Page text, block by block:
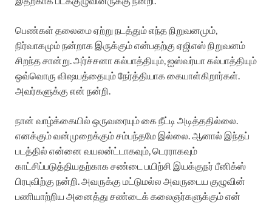
பெண்கள் தலைமை ஏற்று நடத்தும் எந்த நிறுவனமும்,
நிர்வாகமும் நன்றாக இருக்கும் என்பதற்கு ஏஜிஎஸ் நிறுவனம்
சிறந்த சான்று. அர்ச்சனா கல்பாத்தியும், ஐஸ்வர்யா கல்பாத்தியும்
ஒவ்வொரு விஷயத்தையும் நேர்த்தியாக கையாள்கிறார்கள்.
அவர்களுக்கு என் நன்றி.
நான் வாழ்க்கையில் ஒருவரையும் கை நீட்டி அடித்ததில்லை.
எனக்கும் வன்முறைக்கும் சம்பந்தமே இல்லை. ஆனால் இந்தப்
படத்தில் என்னை வயலன்ட்டாகவும், டெரராகவும்
காட்சிப்படுத்தியதற்காக சண்டை பயிற்சி இயக்குநர் பீனிக்ஸ்
பிரபுவிற்கு நன்றி. அவருக்கு மட்டுமல்ல அவருடைய குழுவின்
பணியாற்றிய அனைத்து சண்டைக் கலைஞர்களுக்கும் என்